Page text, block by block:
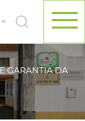
GARANTIA DA